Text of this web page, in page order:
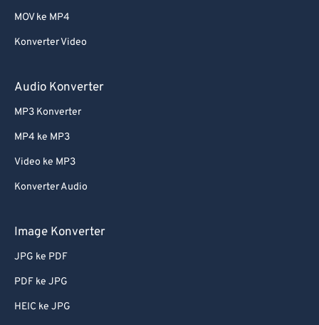
MOV ke MP4
Konverter Video
Audio Konverter
MP3 Konverter
MP4 ke MP3
Video ke MP3
Konverter Audio
Image Konverter
JPG ke PDF
PDF ke JPG
HEIC ke JPG